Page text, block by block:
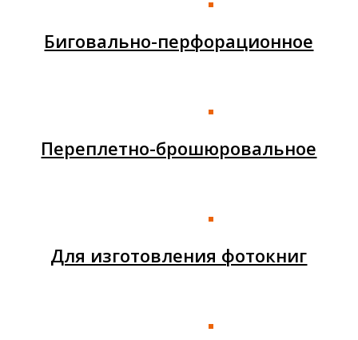
Биговально-перфорационное
Переплетно-брошюровальное
Для изготовления фотокниг